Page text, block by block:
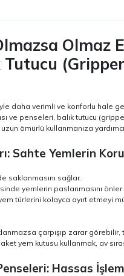
Olmaz
daha verimli ve konforlu hale
ve penseleri, balık tutucu
ömürlü kullanmanıza
Sahte Yemlerin
saklanmasını sağlar.
yemlerin paslanmasını önler.
türlerini kolayca ayırt etmeyi
çarpışıp zarar görebilir,
yem kutusu kullanmak, av
Penseleri: Hassas